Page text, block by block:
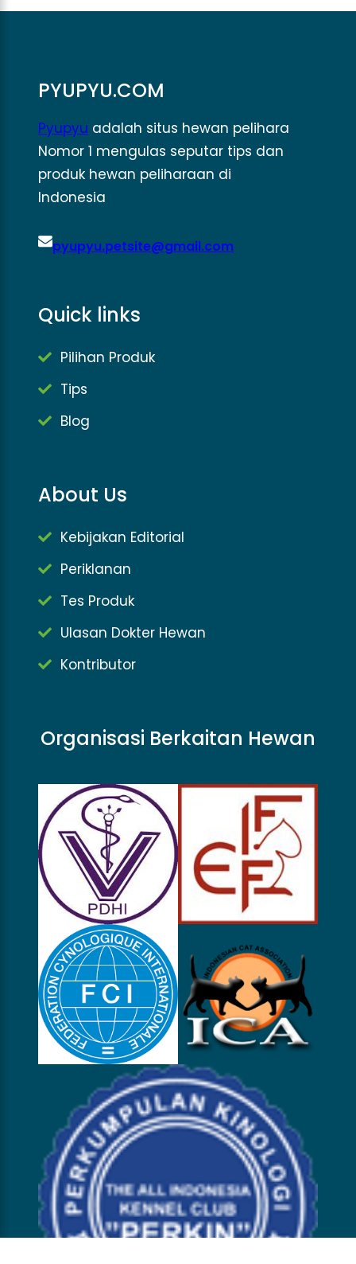
PYUPYU.COM
Pyupyu adalah situs hewan pelihara
Nomor 1 mengulas seputar tips dan
produk hewan peliharaan di
Indonesia
pyupyu.petsite@gmail.com
Quick links
Pilihan Produk
Tips
Blog
About Us
Kebijakan Editorial
Periklanan
Tes Produk
Ulasan Dokter Hewan
Kontributor
Organisasi Berkaitan Hewan